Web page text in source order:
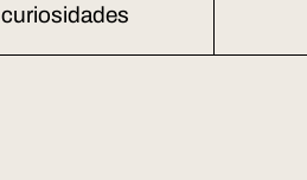
curiosidades